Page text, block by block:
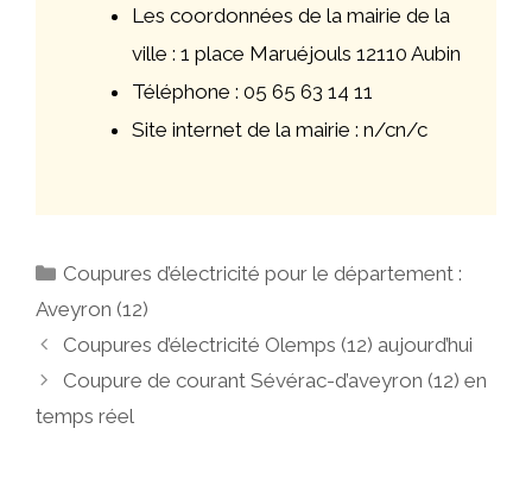
Les coordonnées de la mairie de la
ville : 1 place Maruéjouls 12110 Aubin
Téléphone : 05 65 63 14 11
Site internet de la mairie : n/cn/c
Catégories
Coupures d’électricité pour le département :
Aveyron (12)
Navigation
des
Coupures d’électricité Olemps (12) aujourd’hui
Coupure de courant Sévérac-d’aveyron (12) en
temps réel